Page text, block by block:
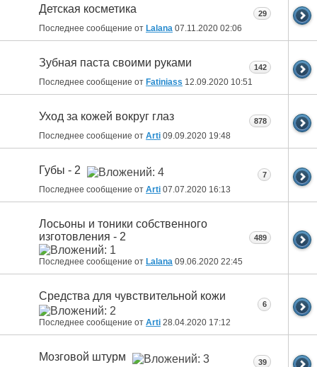
Детская косметика
Последнее сообщение от Lalana 07.11.2020 02:06
29
Зубная паста своими руками
Последнее сообщение от Fatiniass 12.09.2020 10:51
142
Уход за кожей вокруг глаз
Последнее сообщение от Arti 09.09.2020 19:48
878
Губы - 2
Последнее сообщение от Arti 07.07.2020 16:13
7
Лосьоны и тоники собственного
изготовления - 2
Последнее сообщение от Lalana 09.06.2020 22:45
489
Средства для чувствительной кожи
Последнее сообщение от Arti 28.04.2020 17:12
6
Мозговой штурм 39